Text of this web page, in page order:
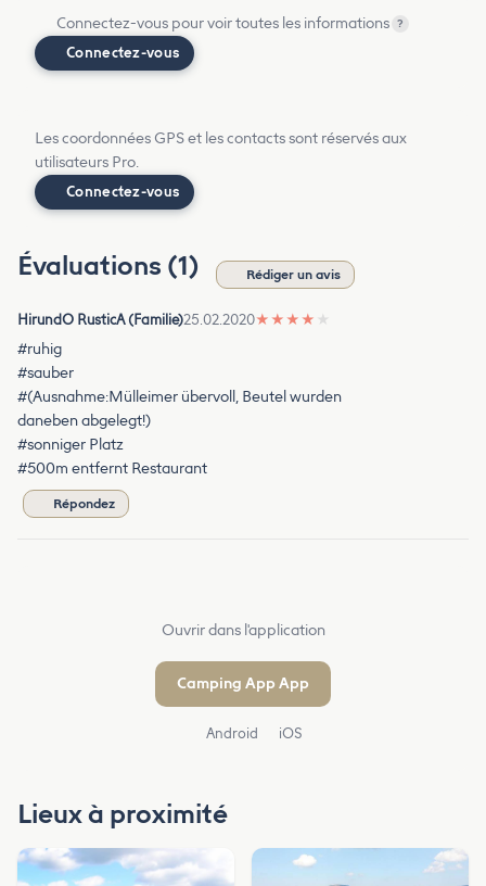
Connectez-vous pour voir toutes les informations ?
Connectez-vous
Les coordonnées GPS et les contacts sont réservés aux
utilisateurs Pro.
Connectez-vous
Évaluations (1) Rédiger un avis
HirundO RusticA (Familie)25.02.2020★ ★ ★ ★ ★
#ruhig
#sauber
#(Ausnahme:Mülleimer übervoll, Beutel wurden
daneben abgelegt!)
#sonniger Platz
#500m entfernt Restaurant
Répondez
Ouvrir dans l'application
Camping App App
Android iOS
Lieux à proximité